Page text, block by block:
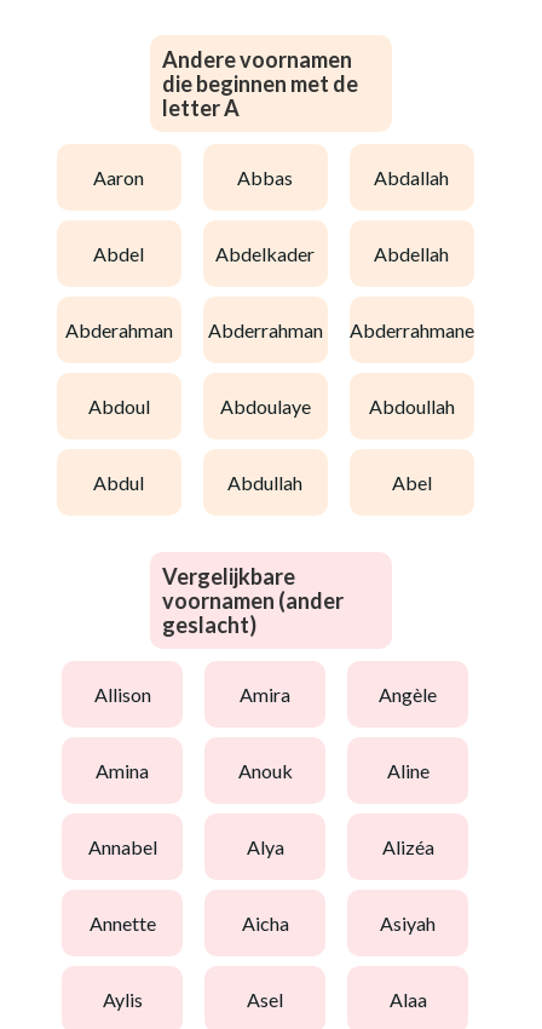
Andere voornamen
die beginnen met de
letter A
aaron abbas abdallah
abdel abdelkader abdellah
abderahman abderrahman abderrahmane
abdoul abdoulaye abdoullah
abdul abdullah abel
Vergelijkbare
voornamen (ander
geslacht)
allison amira angèle
amina anouk aline
annabel alya alizéa
annette aicha asiyah
aylis asel alaa